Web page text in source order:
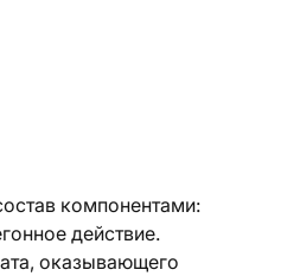
компонентами:
действие.
оказывающего